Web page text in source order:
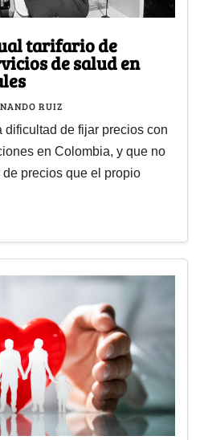
tarifario de
de salud en
RUIZ
dificultad de fijar precios con
en Colombia, y que no
precios que el propio